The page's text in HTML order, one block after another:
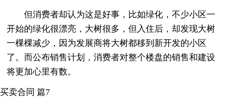
但消费者却认为这是好事，比如绿化，不少小区一
开始的绿化很漂亮，大树很多，但入住后，却发现大树
一棵棵减少，因为发展商将大树都移到新开发的小区
了。而公布销售计划，消费者对整个楼盘的销售和建设
将更加心里有数。
买卖合同 篇7